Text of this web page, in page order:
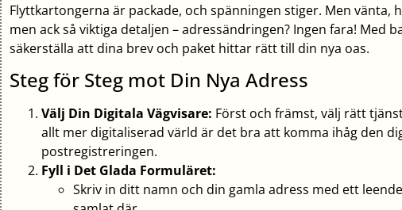
Flyttkartongerna är packade, och spänningen stiger. Men vänta,
men ack så viktiga detaljen – adressändringen? Ingen fara! Med
säkerställa att dina brev och paket hittar rätt till din nya oas.
Steg för Steg mot Din Nya Adress
Välj Din Digitala Vägvisare: Först och främst, välj rätt
allt mer digitaliserad värld är det bra att komma ihåg den
postregistreringen.
Fyll i Det Glada Formuläret:
Skriv in ditt namn och din gamla adress med ett